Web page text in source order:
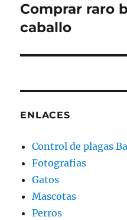
Entrada
siguiente:
Comprar raro
caballo
ENLACES
Control de plagas
Fotografias
Gatos
Mascotas
Perros